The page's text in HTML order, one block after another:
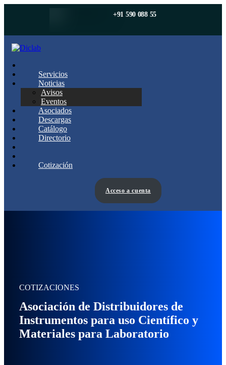
+91 590 088 55
Servicios
Noticias
Avisos
Eventos
Asociados
Descargas
Catálogo
Directorio
Cotización
Acceso a cuenta
COTIZACIONES
Asociación de Distribuidores de
Instrumentos para uso Científico y
Materiales para Laboratorio